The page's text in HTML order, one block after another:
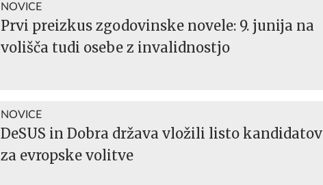
NOVICE
Prvi preizkus zgodovinske novele: 9. junija na
volišča tudi osebe z invalidnostjo
NOVICE
DeSUS in Dobra država vložili listo kandidatov
za evropske volitve